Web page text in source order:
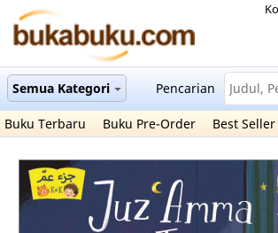
Semua Kategori Pencarian
Buku Terbaru Buku Pre-Order Best Seller